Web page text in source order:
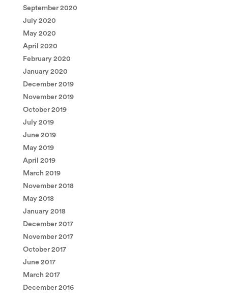
September 2020
July 2020
May 2020
April 2020
February 2020
January 2020
December 2019
November 2019
October 2019
July 2019
June 2019
May 2019
April 2019
March 2019
November 2018
May 2018
January 2018
December 2017
November 2017
October 2017
June 2017
March 2017
December 2016